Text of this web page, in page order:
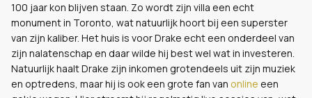
100 jaar kon blijven staan. Zo wordt zijn villa een echt
monument in Toronto, wat natuurlijk hoort bij een superster
van zijn kaliber. Het huis is voor Drake echt een onderdeel van
zijn nalatenschap en daar wilde hij best wel wat in investeren.
Natuurlijk haalt Drake zijn inkomen grotendeels uit zijn muziek
en optredens, maar hij is ook een grote fan van online een